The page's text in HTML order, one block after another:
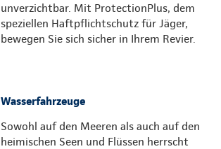
unverzichtbar. Mit ProtectionPlus, dem
speziellen Haftpflichtschutz für Jäger,
bewegen Sie sich sicher in Ihrem Revier.
Wasserfahrzeuge
Sowohl auf den Meeren als auch auf den
heimischen Seen und Flüssen herrscht